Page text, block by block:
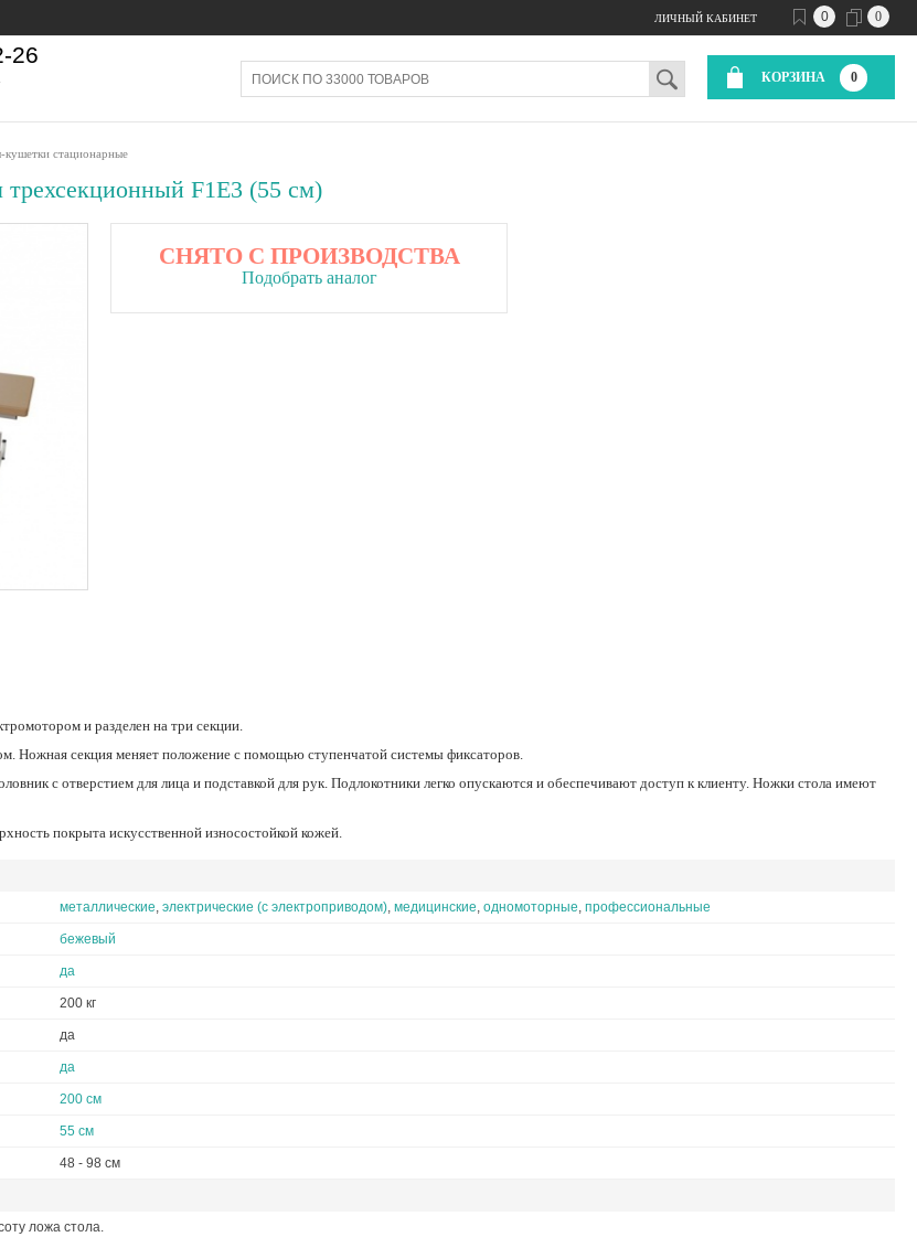
0 0
ЛИЧНЫЙ КАБИНЕТ
КОРЗИНА 0
26
кушетки стационарные
F1E3 (55 см)
СНЯТО С ПРОИЗВОДСТВА
Подобрать аналог
и разделен на три секции.
Ножная секция меняет положение с помощью ступенчатой системы фиксаторов.
покрыта искусственной износостойкой кожей.
металлические электрические (с электроприводом) медицинские одномоторные профессиональные
бежевый
да
200 кг
да
да
200 см
55 см
48 - 98 см
ложа стола.